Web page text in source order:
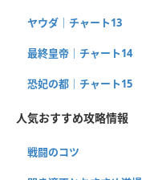
ヤウダ｜チャート13
最終皇帝｜チャート14
恐妃の都｜チャート15
人気おすすめ攻略情報
戦闘のコツ